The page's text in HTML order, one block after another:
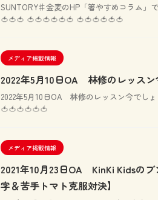
SUNTORY♯金麦のHP「箸やすめコラム」
🍅🍅🍅 🍅🍅🍅🍅🍅🍅 🍅🍅🍅🍅🍅🍅
メディア掲載情報
2022年5月10日OA 林修のレッスン
2022年5月10日OA 林修のレッスン今でし
🍅🍅🍅🍅🍅🍅
メディア掲載情報
2021年10月23日OA KinKi Kidsの
字＆苦手トマト克服対決】